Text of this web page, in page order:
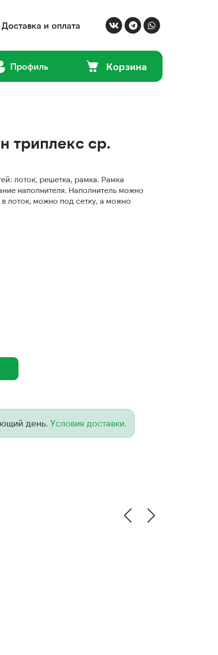
Доставка и оплата
Профиль Корзина
триплекс ср.
лоток, решетка, рамка. Рамка
наполнителя. Наполнитель можно
лоток, можно под сетку, а можно
день. Условия доставки.